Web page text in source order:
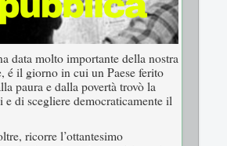
data molto importante della nostra
é il giorno in cui un Paese ferito
paura e dalla povertà trovò la
e di scegliere democraticamente il
ricorre l’ottantesimo